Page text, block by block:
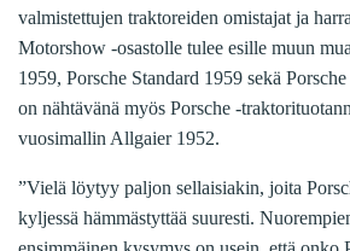
valmistettujen traktoreiden omistajat ja
Motorshow -osastolle tulee esille muun
1959, Porsche Standard 1959 sekä
on nähtävänä myös Porsche -
vuosimallin Allgaier 1952.
”Vielä löytyy paljon sellaisiakin, joita
kyljessä hämmästyttää suuresti.